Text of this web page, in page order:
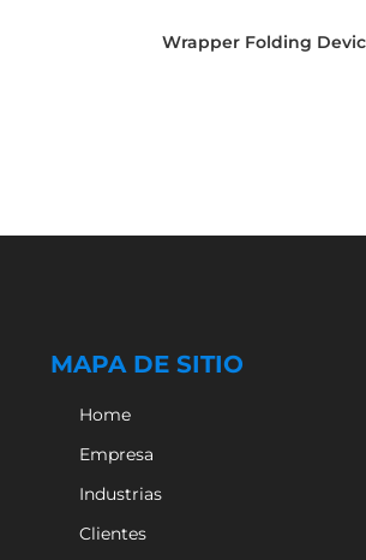
Wrapper Folding
MAPA DE SITIO
Home
Empresa
Industrias
Clientes